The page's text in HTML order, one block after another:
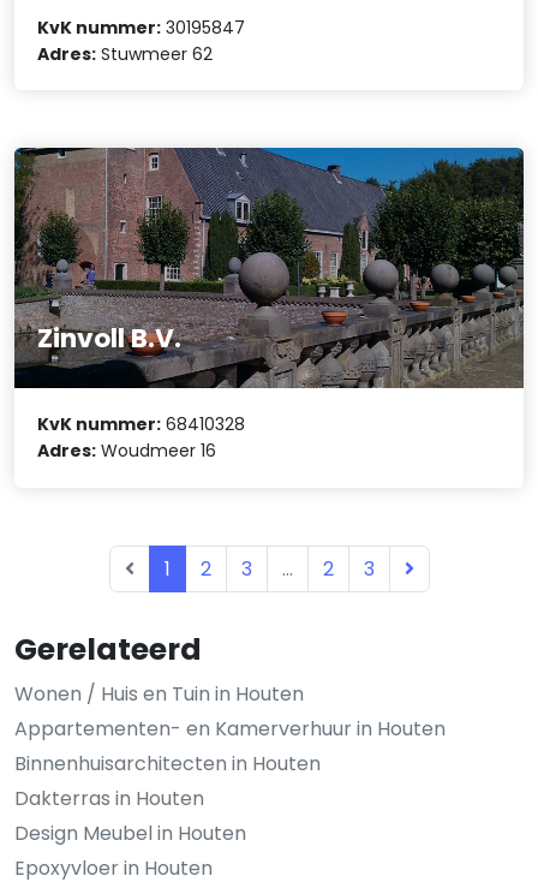
Gerelateerd
Wonen / Huis en Tuin in Houten
Appartementen- en Kamerverhuur in Houten
Binnenhuisarchitecten in Houten
Dakterras in Houten
Design Meubel in Houten
Epoxyvloer in Houten
KvK nummer: 30195847
Adres: Stuwmeer 62
Zinvoll B.V.
KvK nummer: 68410328
Adres: Woudmeer 16
1 2 3 ... 2 3